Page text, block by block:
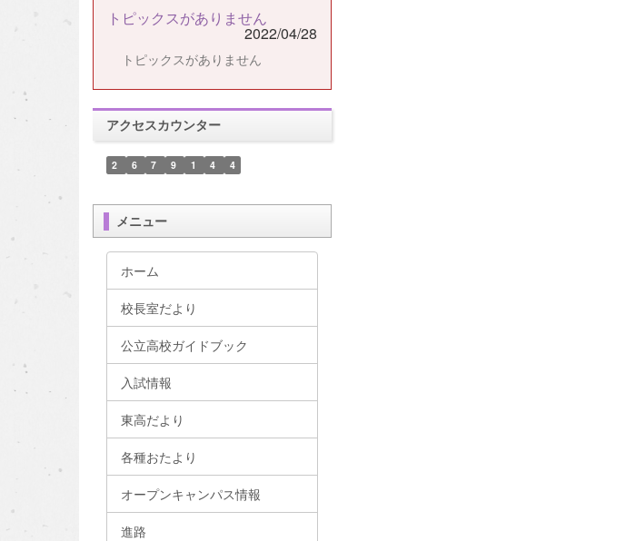
トピックスがありません
2022/04/28
トピックスがありません
アクセスカウンター
2 6 7 9 1 4 4
メニュー
ホーム
校長室だより
公立高校ガイドブック
入試情報
東高だより
各種おたより
オープンキャンパス情報
進路